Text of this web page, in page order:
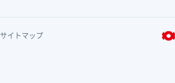
サイトマップ